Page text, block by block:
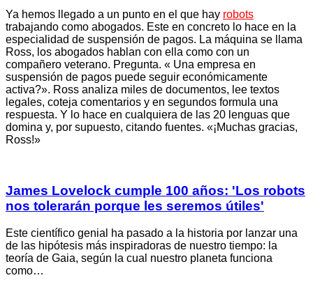
Ya hemos llegado a un punto en el que hay robots
trabajando como abogados. Este en concreto lo hace en la
especialidad de suspensión de pagos. La máquina se llama
Ross, los abogados hablan con ella como con un
compañero veterano. Pregunta. « Una empresa en
suspensión de pagos puede seguir económicamente
activa?». Ross analiza miles de documentos, lee textos
legales, coteja comentarios y en segundos formula una
respuesta. Y lo hace en cualquiera de las 20 lenguas que
domina y, por supuesto, citando fuentes. «¡Muchas gracias,
Ross!»
James Lovelock cumple 100 años: 'Los robots
nos tolerarán porque les seremos útiles'
Este científico genial ha pasado a la historia por lanzar una
de las hipótesis más inspiradoras de nuestro tiempo: la
teoría de Gaia, según la cual nuestro planeta funciona
como…